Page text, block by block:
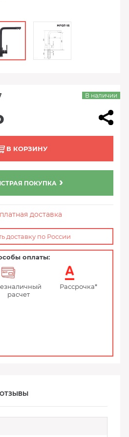
В наличии
В КОРЗИНУ
ПОКУПКА
доставка
доставку по России
оплаты:
расчет
Рассрочка*
ОТЗЫВЫ